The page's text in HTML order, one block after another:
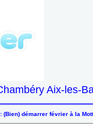
Aix-les-
démarrer février à la